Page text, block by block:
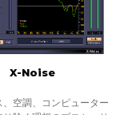
X-Noise
、空調、コンピューター